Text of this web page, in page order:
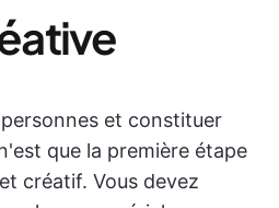
et constituer
que la première étape
créatif. Vous devez